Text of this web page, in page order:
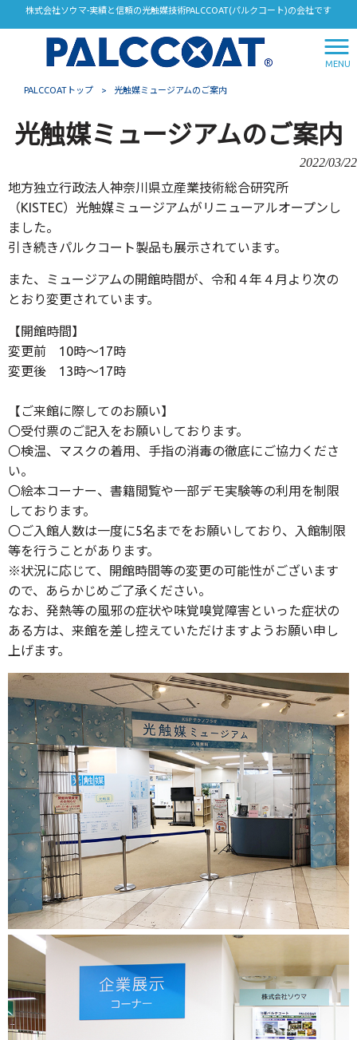
株式会社ソウマ-実績と信頼の光触媒技術PALCCOAT(パルクコート)の会社です
MENU
PALCCOATトップ > 光触媒ミュージアムのご案内
光触媒ミュージアムのご案内
2022/03/22
地方独立行政法人神奈川県立産業技術総合研究所
（KISTEC）光触媒ミュージアムがリニューアルオープンし
ました。
引き続きパルクコート製品も展示されています。
また、ミュージアムの開館時間が、令和４年４月より次の
とおり変更されています。
【開館時間】
変更前 10時～17時
変更後 13時～17時
【ご来館に際してのお願い】
〇受付票のご記入をお願いしております。
〇検温、マスクの着用、手指の消毒の徹底にご協力くださ
い。
〇絵本コーナー、書籍閲覧や一部デモ実験等の利用を制限
しております。
〇ご入館人数は一度に5名までをお願いしており、入館制限
等を行うことがあります。
※状況に応じて、開館時間等の変更の可能性がございます
ので、あらかじめご了承ください。
なお、発熱等の風邪の症状や味覚嗅覚障害といった症状の
ある方は、来館を差し控えていただけますようお願い申し
上げます。